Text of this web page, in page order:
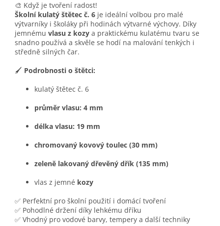
🎨 Když je tvoření radost!
Školní kulatý štětec č. 6 je ideální volbou pro malé
výtvarníky i školáky při hodinách výtvarné výchovy. Díky
jemnému vlasu z kozy a praktickému kulatému tvaru se
snadno používá a skvěle se hodí na malování tenkých i
středně silných čar.
🖌️ Podrobnosti o štětci:
kulatý štětec č. 6
průměr vlasu: 4 mm
délka vlasu: 19 mm
chromovaný kovový toulec (30 mm)
zeleně lakovaný dřevěný dřík (135 mm)
vlas z jemné kozy
✅ Perfektní pro školní použití i domácí tvoření
✅ Pohodlné držení díky lehkému dříku
✅ Vhodný pro vodové barvy, tempery a další techniky